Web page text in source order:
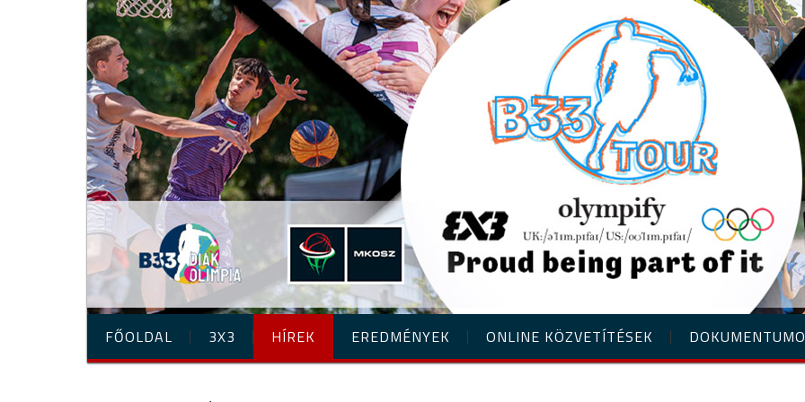
FŐOLDAL 3X3 HÍREK EREDMÉNYEK ONLINE KÖZVETÍTÉSEK